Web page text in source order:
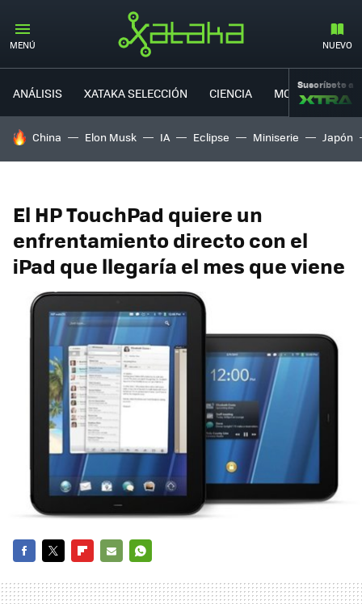
MENÚ NUEVO
ANÁLISIS XATAKA SELECCIÓN CIENCIA MOVILIDAD
Suscríbete a
HOY SE HABLA DE
China Elon Musk IA Eclipse Miniserie Japón
El HP TouchPad quiere un
enfrentamiento directo con el
iPad que llegaría el mes que viene
MAIL